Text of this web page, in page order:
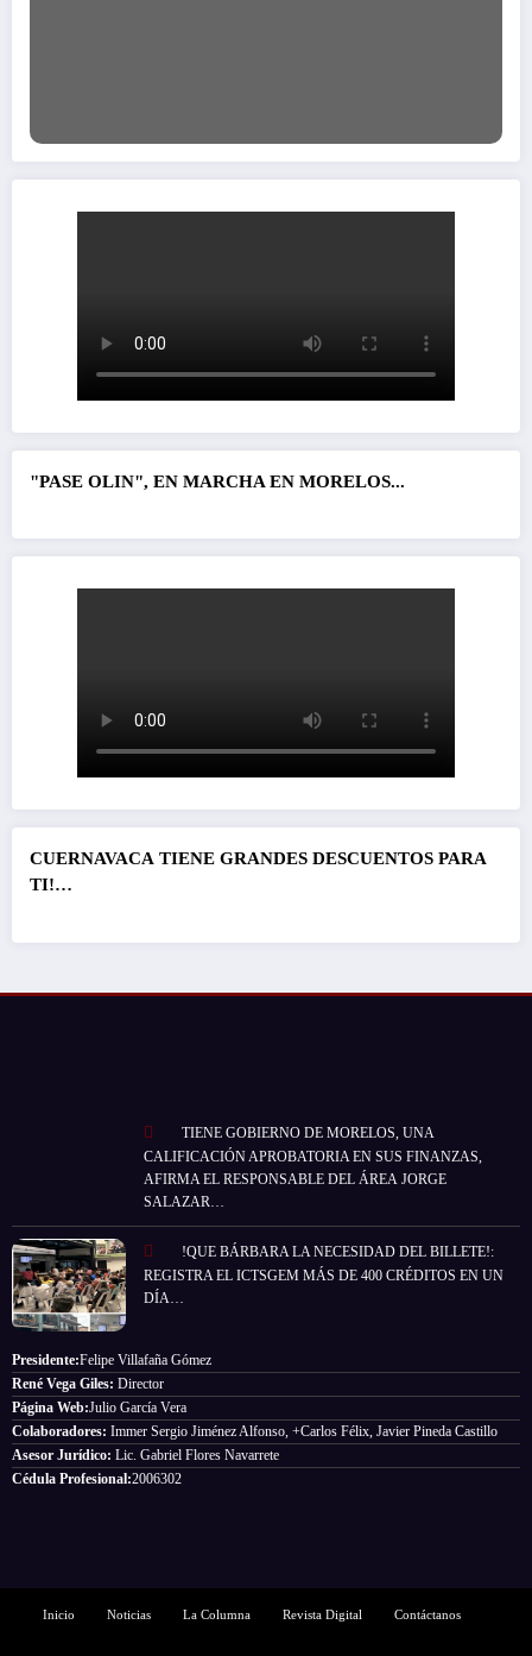
"PASE OLIN", EN MARCHA EN MORELOS...
CUERNAVACA TIENE GRANDES DESCUENTOS PARA
TI!…
TIENE GOBIERNO DE MORELOS, UNA
CALIFICACIÓN APROBATORIA EN SUS FINANZAS,
AFIRMA EL RESPONSABLE DEL ÁREA JORGE
SALAZAR…
!QUE BÁRBARA LA NECESIDAD DEL BILLETE!:
REGISTRA EL ICTSGEM MÁS DE 400 CRÉDITOS EN UN
DÍA…
Presidente:Felipe Villafaña Gómez
René Vega Giles: Director
Página Web:Julio García Vera
Colaboradores: Immer Sergio Jiménez Alfonso, +Carlos Félix, Javier Pineda Castillo
Asesor Jurídico: Lic. Gabriel Flores Navarrete
Cédula Profesional:2006302
Inicio Noticias La Columna Revista Digital Contáctanos